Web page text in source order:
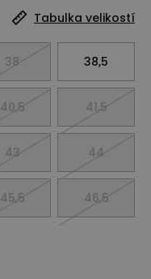
Tabulka velikostí
38 38,5
40,5 41,5
43 44
45,5 46,5